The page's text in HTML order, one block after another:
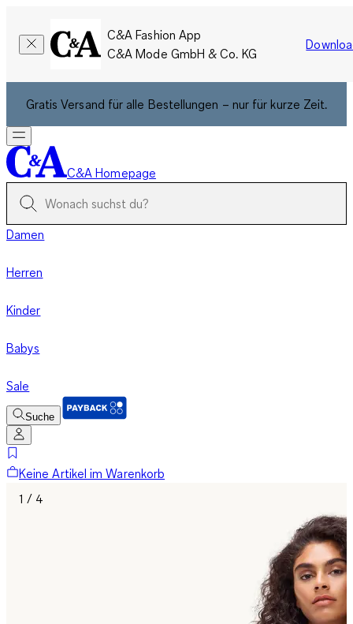
C&A Fashion App
C&A Mode GmbH & Co. KG
Gratis Versand für alle Bestellungen – nur für kurze Zeit.
C&A Homepage
Damen
Herren
Kinder
Babys
Sale
Suche
Keine Artikel im Warenkorb
1 / 4